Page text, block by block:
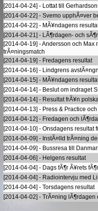
[2014-04-24] - Lottat till
[2014-04-22] - Svemo upphÃ¤ver
[2014-04-22] - MÃ¥ndagens
[2014-04-21] - LÃ¶rdagen- och
[2014-04-19] - Andersson och Max
trÃ¤ningsmatch
[2014-04-19] - Fredagens resultat
[2014-04-16] - Lindgrens
[2014-04-15] - MÃ¥ndagens
[2014-04-14] - Beslut om indraget
[2014-04-14] - Resultat frÃ¥n
[2014-04-13] - Press & Practice
[2014-04-12] - Fredagen och
[2014-04-10] - Onsdagens resultat
[2014-04-09] - InstÃ¤lld trÃ¤ning
[2014-04-09] - Bussresa till
[2014-04-06] - Helgens resultat
[2014-04-04] - Dags fÃ¶r Ã¥rets
[2014-04-04] - Radiointervju med
[2014-04-04] - Torsdagens resultat
[2014-04-02] - TrÃ¤ning lÃ¶rdagen